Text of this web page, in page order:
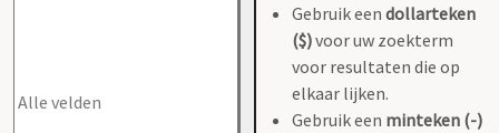
Gebruik een dollarteken
($)voor uw zoekterm
voor resultaten die op
elkaar lijken.
Gebruik een minteken (-)